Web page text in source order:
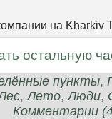
на Kharkiv
остальную
пункты,
,Лето,Люди,
Комментарии